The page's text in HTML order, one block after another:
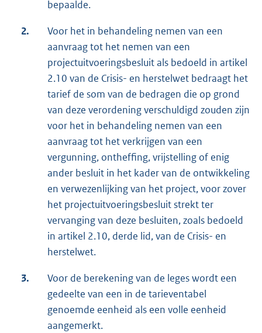
bepaalde.
2.
Voor het in behandeling nemen van een
aanvraag tot het nemen van een
projectuitvoeringsbesluit als bedoeld in artikel
2.10 van de Crisis- en herstelwet bedraagt het
tarief de som van de bedragen die op grond
van deze verordening verschuldigd zouden zijn
voor het in behandeling nemen van een
aanvraag tot het verkrijgen van een
vergunning, ontheffing, vrijstelling of enig
ander besluit in het kader van de ontwikkeling
en verwezenlijking van het project, voor zover
het projectuitvoeringsbesluit strekt ter
vervanging van deze besluiten, zoals bedoeld
in artikel 2.10, derde lid, van de Crisis- en
herstelwet.
3.
Voor de berekening van de leges wordt een
gedeelte van een in de tarieventabel
genoemde eenheid als een volle eenheid
aangemerkt.